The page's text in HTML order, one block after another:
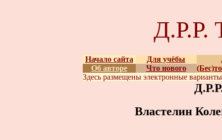
Начало сайта Для учёбы
Об авторе
Что нового
Здесь размещены электронные
Властелин